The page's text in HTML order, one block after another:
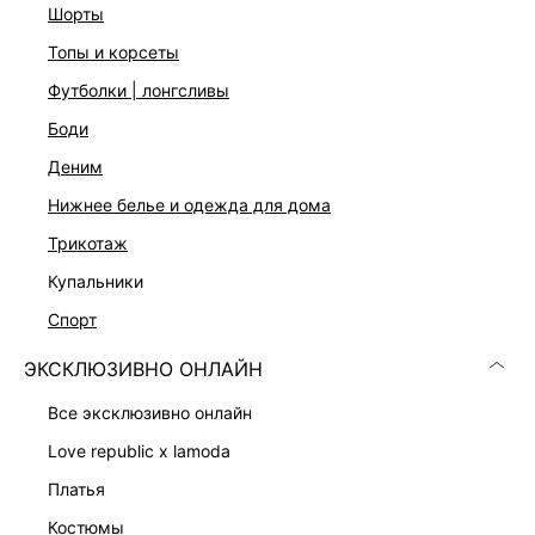
шорты
топы и корсеты
футболки | лонгсливы
боди
деним
нижнее белье и одежда для дома
трикотаж
купальники
спорт
ЭКСКЛЮЗИВНО ОНЛАЙН
все эксклюзивно онлайн
love republic x lamoda
платья
костюмы
Бережная стирка при максимальной температуре 30ºС, Не
110ºС, Сухая чистка запрещена, ВНИМАНИЕ! это изделие
может линять и окрашивать другие более светлые
предметы одежды и поверхности , ВОЗМОЖЕН СХОД
КРАСИТЕЛЯ. РЕКОМЕНДУЕТСЯ СТИРКА ПЕРЕД НАЧАЛОМ
изделиями похожих цветов
ДОСТАВКА И ВОЗВРАТ